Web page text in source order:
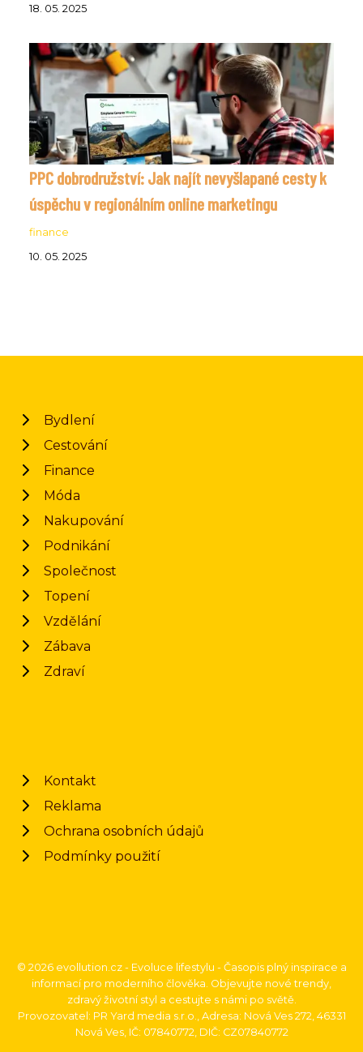
18. 05. 2025
PPC dobrodružství: Jak najít nevyšlapané cesty k
úspěchu v regionálním online marketingu
finance
10. 05. 2025
Bydlení
Cestování
Finance
Móda
Nakupování
Podnikání
Společnost
Topení
Vzdělání
Zábava
Zdraví
Kontakt
Reklama
Ochrana osobních údajů
Podmínky použití
© 2026 evollution.cz - Evoluce lifestylu - Časopis plný inspirace a
informací pro moderního člověka. Objevujte nové trendy,
zdravý životní styl a cestujte s námi po světě.
Provozovatel: PR Yard media s.r.o., Adresa: Nová Ves 272, 46331
Nová Ves, IČ: 07840772, DIČ: CZ07840772